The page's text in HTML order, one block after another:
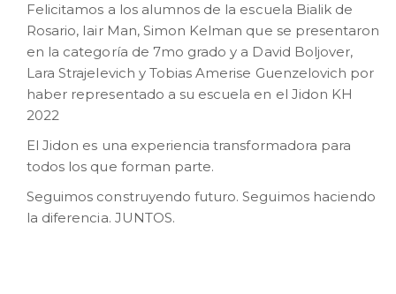
Felicitamos a los alumnos de la escuela Bialik de
Rosario, Iair Man, Simon Kelman que se presentaron
en la categoría de 7mo grado y a David Boljover,
Lara Strajelevich y Tobias Amerise Guenzelovich por
haber representado a su escuela en el Jidon KH
2022
El Jidon es una experiencia transformadora para
todos los que forman parte.
Seguimos construyendo futuro. Seguimos haciendo
la diferencia. JUNTOS.